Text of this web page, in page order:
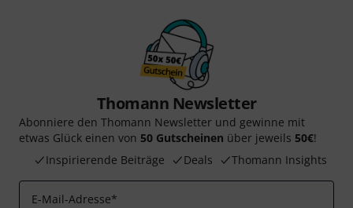
Thomann Newsletter
Abonniere den Thomann Newsletter und gewinne mit
etwas Glück einen von 50 Gutscheinen über jeweils 50€!
Inspirierende Beiträge
Deals Thomann Insights
E-Mail-Adresse*